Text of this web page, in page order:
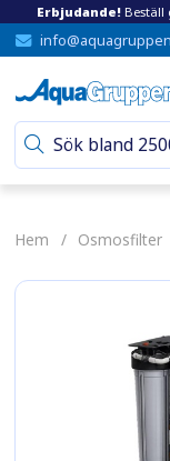
Erbjudande!
Hem / Osmosfilter